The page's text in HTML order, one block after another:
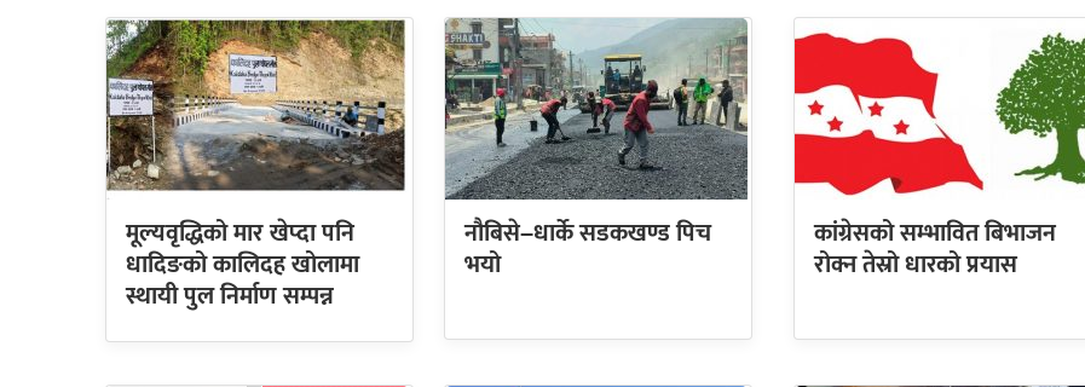
कांग्रेसको सम्भावित बिभाजन
रोक्न तेस्रो धारको प्रयास
मूल्यवृद्धिको मार खेप्दा पनि
धादिङको कालिदह खोलामा
स्थायी पुल निर्माण सम्पन्न
नौबिसे–धार्के सडकखण्ड पिच
भयो